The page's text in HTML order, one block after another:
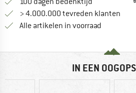
> 4.000.000 tevreden klanten
Alle artikelen in voorraad
IN EEN